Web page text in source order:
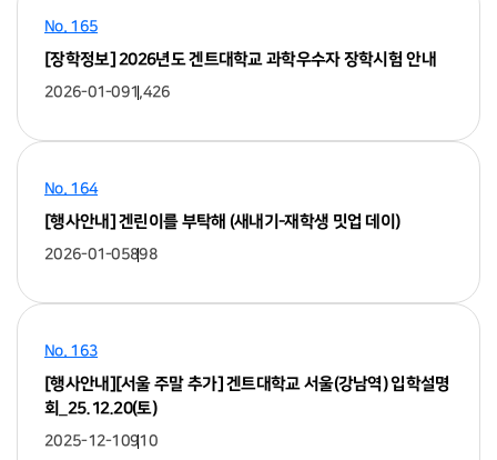
No. 165
[장학정보] 2026년도 겐트대학교 과학우수자 장학시험 안내
2026-01-091,426
No. 164
[행사안내] 겐린이를 부탁해 (새내기-재학생 밋업 데이)
2026-01-05898
No. 163
[행사안내][서울 주말 추가] 겐트대학교 서울(강남역) 입학설명
회_25.12.20(토)
2025-12-10910